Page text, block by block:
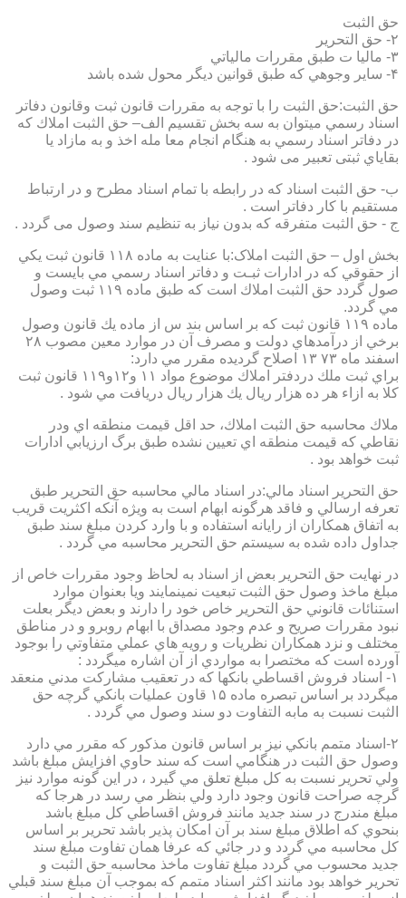
حق الثبت
۲- حق التحرير
۳- ماليا ت طبق مقررات مالياتي
۴- ساير وجوهي كه طبق قوانين ديگر محول شده باشد
حق الثبت:حق الثبت را با توجه به مقررات قانون ثبت وقانون دفاتر
اسناد رسمي ميتوان به سه بخش تقسيم الف– حق الثبت املاك كه
در دفاتر اسناد رسمي به هنگام انجام معا مله اخذ و به مازاد يا
بقاياي ثبتی تعبیر می شود .
ب- حق الثبت اسناد كه در رابطه با تمام اسناد مطرح و در ارتباط
مستقيم با كار دفاتر است .
ج - حق الثبت متفرقه كه بدون نياز به تنظیم سند وصول می گردد .
بخش اول – حق الثبت املاک:با عنايت به ماده ۱۱۸ قانون ثبت يكي
از حقوقي كه در ادارات ثبـت و دفاتر اسناد رسمي مي بايست و
صول گردد حق الثبت املاك است كه طبق ماده ۱۱۹ ثبت وصول
مي گردد.
ماده ۱۱۹ قانون ثبت كه بر اساس بند س از ماده يك قانون وصول
برخي از درآمدهاي دولت و مصرف آن در موارد معين مصوب ۲۸
اسفند ماه ۷۳ ۱۳ اصلاح گرديده مقرر مي دارد:
براي ثبت ملك دردفتر املاك موضوع مواد ۱۱ و۱۲و۱۱۹ قانون ثبت
كلا به ازاء هر ده هزار ريال يك هزار ريال دريافت مي شود .
ملاك محاسبه حق الثبت املاك، حد اقل قيمت منطقه اي ودر
نقاطي كه قيمت منطقه اي تعيين نشده طبق برگ ارزيابي ادارات
ثبت خواهد بود .
حق التحرير اسناد مالي:در اسناد مالي محاسبه حق التحرير طبق
تعرفه ارسالي و فاقد هرگونه ابهام است به ويژه آنكه اكثريت قريب
به اتفاق همكاران از رايانه استفاده و با وارد كردن مبلغ سند طبق
جداول داده شده به سيستم حق التحرير محاسبه مي گردد .
در نهايت حق التحرير بعض از اسناد به لحاظ وجود مقررات خاص از
مبلغ ماخذ وصول حق الثبت تبعيت نمينمايند ويا بعنوان موارد
استنائات قانوني حق التحرير خاص خود را دارند و بعض ديگر بعلت
نبود مقررات صريح و عدم وجود مصداق با ابهام روبرو و در مناطق
مختلف و نزد همكاران نظريات و رويه هاي عملي متفاوتي را بوجود
آورده است كه مختصرا به مواردي از آن اشاره ميگردد :
۱- اسناد فروش اقساطي بانكها كه در تعقيب مشاركت مدني منعقد
ميگردد بر اساس تبصره ماده ۱۵ قاون عمليات بانكي گرچه حق
الثبت نسبت به مابه التفاوت دو سند وصول مي گردد .
۲-اسناد متمم بانكي نيز بر اساس قانون مذكور كه مقرر مي دارد
وصول حق الثبت در هنگامي است كه سند حاوي افزايش مبلغ باشد
ولي تحرير نسبت به كل مبلغ تعلق مي گيرد ، در اين گونه موارد نيز
گرچه صراحت قانون وجود دارد ولي بنظر مي رسد در هرجا كه
مبلغ مندرج در سند جديد مانند فروش اقساطي كل مبلغ باشد
بنحوي كه اطلاق مبلغ سند بر آن امكان پذير باشد تحرير بر اساس
كل محاسبه مي گردد و در جائي كه عرفا همان تفاوت مبلغ سند
جديد محسوب مي گردد مبلغ تفاوت ماخذ محاسبه حق الثبت و
تحرير خواهد بود مانند اكثر اسناد متمم كه بموجب آن مبلغ سند قبلي